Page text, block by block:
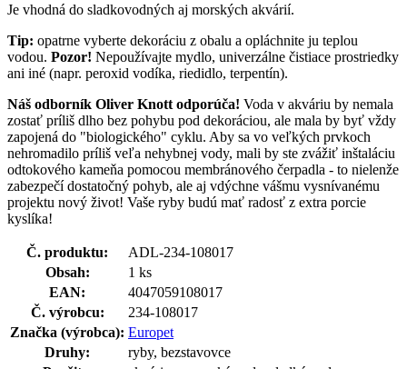
Je vhodná do sladkovodných aj morských akvárií.
Tip: opatrne vyberte dekoráciu z obalu a opláchnite ju teplou
vodou. Pozor! Nepoužívajte mydlo, univerzálne čistiace prostriedky
ani iné (napr. peroxid vodíka, riedidlo, terpentín).
Náš odborník Oliver Knott odporúča! Voda v akváriu by nemala
zostať príliš dlho bez pohybu pod dekoráciou, ale mala by byť vždy
zapojená do "biologického" cyklu. Aby sa vo veľkých prvkoch
nehromadilo príliš veľa nehybnej vody, mali by ste zvážiť inštaláciu
odtokového kameňa pomocou membránového čerpadla - to nielenže
zabezpečí dostatočný pohyb, ale aj vdýchne vášmu vysnívanému
projektu nový život! Vaše ryby budú mať radosť z extra porcie
kyslíka!
Č. produktu:
ADL-234-108017
Obsah:
1 ks
EAN:
4047059108017
Č. výrobcu:
234-108017
Značka (výrobca): Europet
Druhy:
ryby, bezstavovce